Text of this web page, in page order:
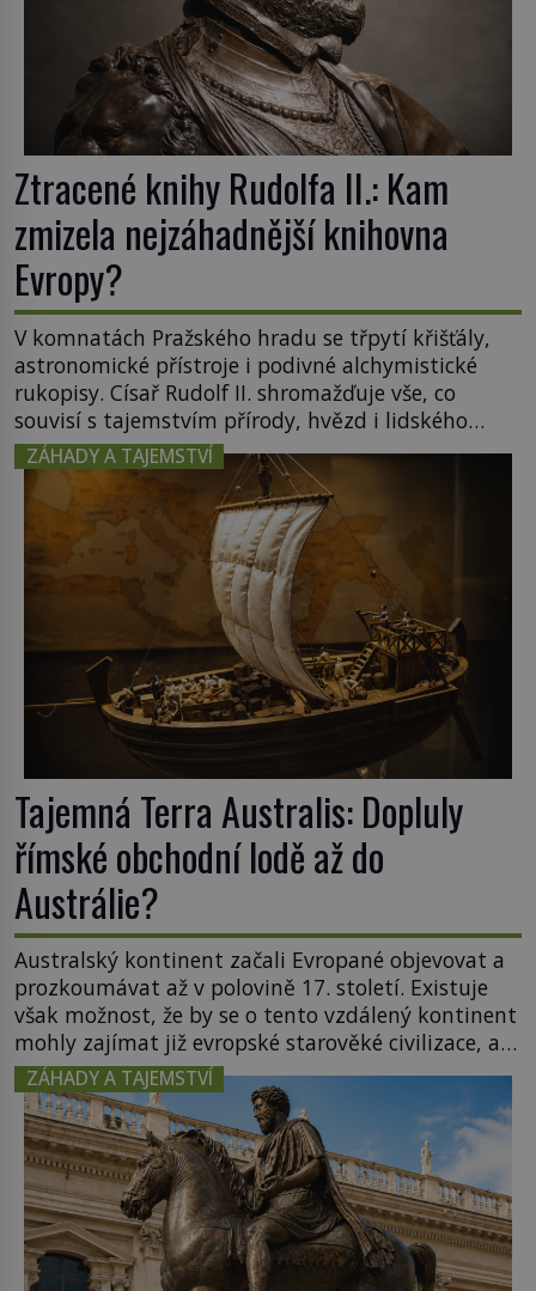
Ztracené knihy Rudolfa II.: Kam
zmizela nejzáhadnější knihovna
Evropy?
V komnatách Pražského hradu se třpytí křišťály,
astronomické přístroje i podivné alchymistické
rukopisy. Císař Rudolf II. shromažďuje vše, co
souvisí s tajemstvím přírody, hvězd i lidského
poznání. Jenže po jeho smrti se jeho slavné sbírky
začínají rozpadat a část z nich mizí navždy. Kdo
odnesl nejvzácnější knihy? A existují ještě někde
zapomenuté rukopisy, které nikdo […]
ZÁHADY A TAJEMSTVÍ
Tajemná Terra Australis: Dopluly
římské obchodní lodě až do
Austrálie?
Australský kontinent začali Evropané objevovat a
prozkoumávat až v polovině 17. století. Existuje
však možnost, že by se o tento vzdálený kontinent
mohly zajímat již evropské starověké civilizace, a
to o 15 století dříve? Již od starověku kartografové
zakreslovali do map záhadný kontinent Terra
Australis – Jižní zemi. Proč? Do jisté míry to byl
smysl pro […]
ZÁHADY A TAJEMSTVÍ